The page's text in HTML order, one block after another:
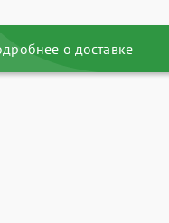
о доставке